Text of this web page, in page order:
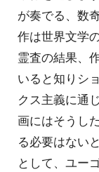
が奏でる、数
作は世界文学
霊査の結果、
いると知りシ
クス主義に通
画にはそうし
る必要はない
として、ユー